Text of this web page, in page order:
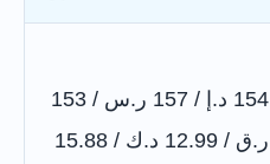
154 د.إ / 157 ر.س / 153
ر.ق / 12.99 د.ك / 15.88